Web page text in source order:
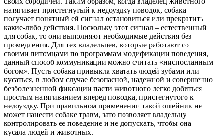
натягивает пристегнутый к недоуздку поводок, собака
получает понятный ей сигнал остановиться или прекратить
какие-либо действия. Поскольку этот сигнал – естественный
для собак, то они выполняют необходимые действия без
промедления. Для тех владельцев, которые работают со
своими питомцами по программам модификации поведения,
данный способ коммуникации можно считать «ниспосланным
богом». Пусть собака привыкла хватать людей зубами или
кусаться, в любом случае безопасной, надежной и совершенно
безболезненной фиксации пасти животного легко добиться
простым натягиванием вперед поводка, пристегнутого к
недоуздку. При правильном применении такой ошейник не
может нанести собаке травм, зато позволяет владельцу
контролировать ее поведение и не допускать, чтобы она
кусала людей и животных.